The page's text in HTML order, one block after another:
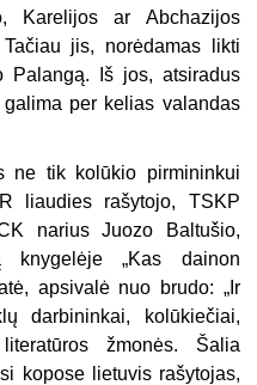
Karelijos ar Abchazijos
jis, norėdamas likti
Palangą. Iš jos, atsiradus
per kelias valandas
ne tik kolūkio pirmininkui
liaudies rašytojo, TSKP
narius Juozo Baltušio,
knygelėje „Kas dainon
apsivalė nuo brudo: „Ir
darbininkai, kolūkiečiai,
žmonės. Šalia
kopose lietuvis rašytojas,